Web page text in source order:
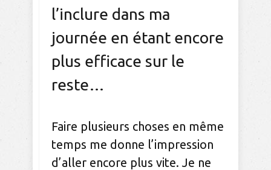
l’inclure dans ma
journée en étant encore
plus efficace sur le
reste…
Faire plusieurs choses en même
temps me donne l’impression
d’aller encore plus vite. Je ne